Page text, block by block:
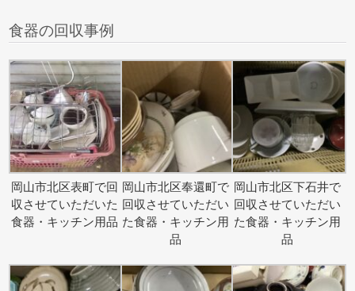
食器の回収事例
岡山市北区表町で回
収させていただいた
食器・キッチン用品
岡山市北区奉還町で
回収させていただい
た食器・キッチン用
品
岡山市北区下石井で
回収させていただい
た食器・キッチン用
品